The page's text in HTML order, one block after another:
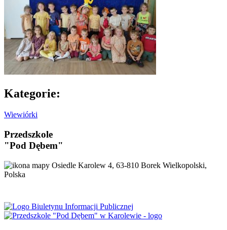
Kategorie:
Wiewiórki
Przedszkole
"Pod Dębem"
Osiedle Karolew 4, 63-810 Borek Wielkopolski,
Polska